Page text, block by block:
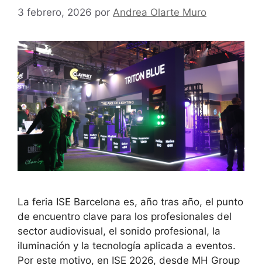
3 febrero, 2026 por Andrea Olarte Muro
La feria ISE Barcelona es, año tras año, el punto
de encuentro clave para los profesionales del
sector audiovisual, el sonido profesional, la
iluminación y la tecnología aplicada a eventos.
Por este motivo, en ISE 2026, desde MH Group